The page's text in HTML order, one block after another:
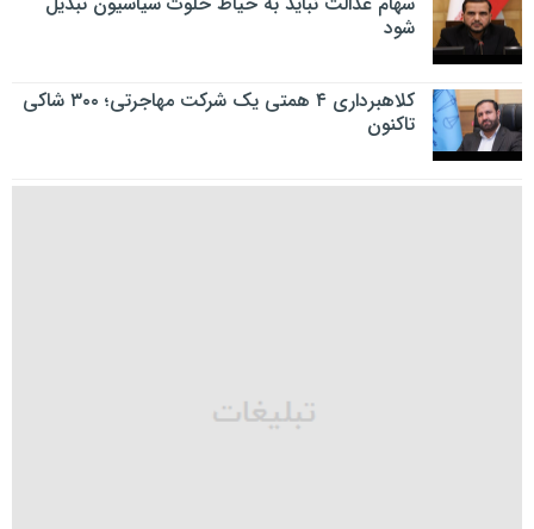
شود
کلاهبرداری ۴ همتی یک شرکت مهاجرتی؛ ۳۰۰ شاکی
تاکنون